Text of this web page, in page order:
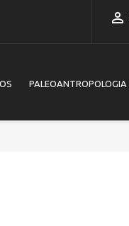

PALEOANTROPOLOGIA